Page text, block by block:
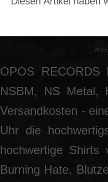
OPOS
NSBM, NS Metal,
Versandkosten -
Uhr die
hochwertige
Burning Hate,